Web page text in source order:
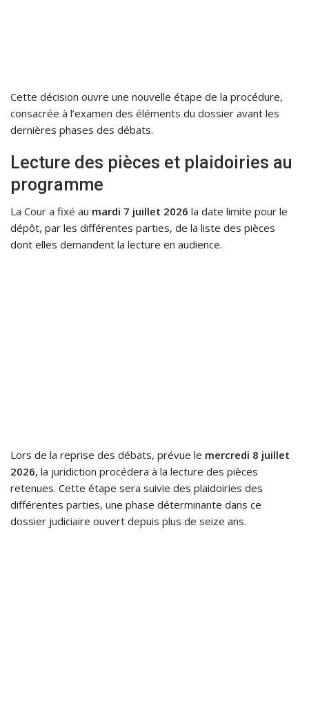
Cette décision ouvre une nouvelle étape de la procédure,
consacrée à l’examen des éléments du dossier avant les
dernières phases des débats.
Lecture des pièces et plaidoiries au
programme
La Cour a fixé au mardi 7 juillet 2026 la date limite pour le
dépôt, par les différentes parties, de la liste des pièces
dont elles demandent la lecture en audience.
Lors de la reprise des débats, prévue le mercredi 8 juillet
2026, la juridiction procédera à la lecture des pièces
retenues. Cette étape sera suivie des plaidoiries des
différentes parties, une phase déterminante dans ce
dossier judiciaire ouvert depuis plus de seize ans.